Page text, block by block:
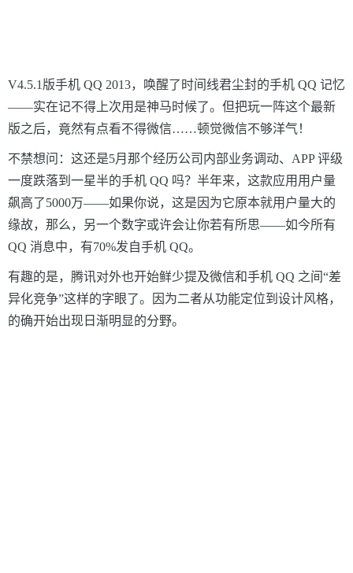
V4.5.1版手机 QQ 2013，唤醒了时间线君尘封的手机 QQ 记忆
——实在记不得上次用是神马时候了。但把玩一阵这个最新
版之后，竟然有点看不得微信……顿觉微信不够洋气！
不禁想问：这还是5月那个经历公司内部业务调动、APP 评级
一度跌落到一星半的手机 QQ 吗？半年来，这款应用用户量
飙高了5000万——如果你说，这是因为它原本就用户量大的
缘故，那么，另一个数字或许会让你若有所思——如今所有
QQ 消息中，有70%发自手机 QQ。
有趣的是，腾讯对外也开始鲜少提及微信和手机 QQ 之间“差
异化竞争”这样的字眼了。因为二者从功能定位到设计风格，
的确开始出现日渐明显的分野。